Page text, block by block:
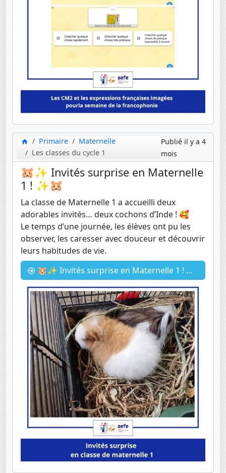
Primaire
Maternelle
Les classes du cycle 1
Publié il y a 4
mois
🐹✨ Invités surprise en Maternelle
1 ! ✨🐹
La classe de Maternelle 1 a accueilli deux
adorables invités… deux cochons d’Inde ! 🥰
Le temps d’une journée, les élèves ont pu les
observer, les caresser avec douceur et découvrir
leurs habitudes de vie.
🐹✨ Invités surprise en Maternelle 1 ! ✨🐹